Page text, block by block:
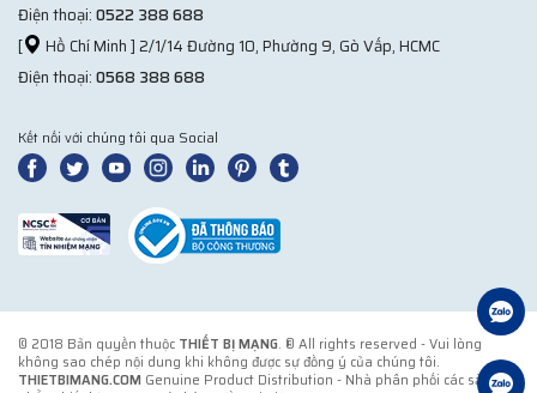
Điện thoại:0522 388 688
[
Hồ Chí Minh ] 2/1/14 Đường 10, Phường 9, Gò Vấp, HCMC
Điện thoại:0568 388 688
Kết nối với chúng tôi qua Social
© 2018 Bản quyền thuộc THIẾT BỊ MẠNG. ® All rights reserved - Vui lòng
không sao chép nội dung khi không được sự đồng ý của chúng tôi.
THIETBIMANG.COM Genuine Product Distribution - Nhà phân phối các sản